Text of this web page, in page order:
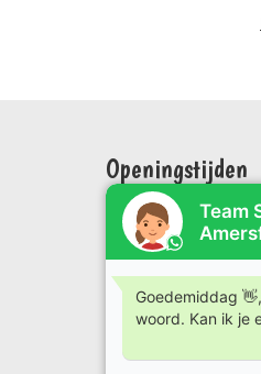
Openingstijden
Maandag: 09:00
Dinsdag: 09 00 tot
Woensdag: 09:00
Donderdag: 09:00